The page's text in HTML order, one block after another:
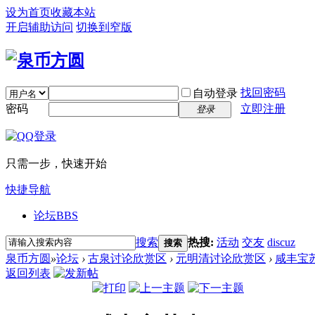
设为首页收藏本站
开启辅助访问 切换到窄版
自动登录 找回密码
密码
登录 立即注册
只需一步，快速开始
快捷导航
论坛BBS
搜索 搜索 热搜: 活动 交友 discuz
泉币方圆 »论坛 › 古泉讨论欣赏区 › 元明清讨论欣赏区 › 咸丰宝
返回列表